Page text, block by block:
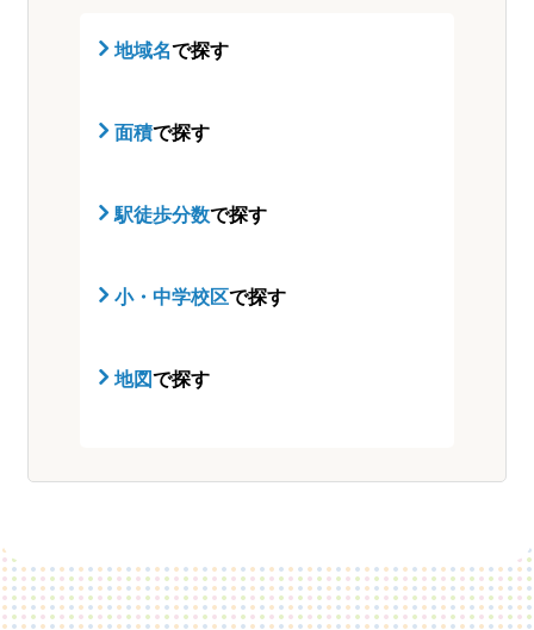
地域名で探す
面積で探す
駅徒歩分数で探す
小・中学校区で探す
地図で探す